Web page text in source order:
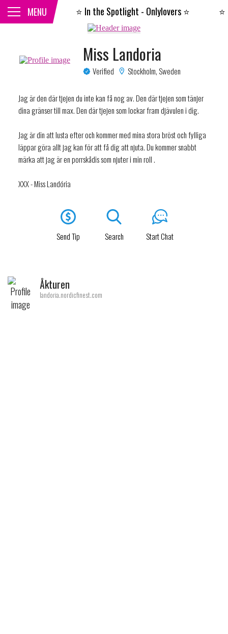
CLOSE
MENU ⭐️In the Spotlight - Onlylovers⭐️ ⭐️
Miss Landoria
Verified Stockholm, Sweden
Jag är den där tjejen du inte kan få nog av. Den där tjejen som tänjer
dina gränser till max. Den där tjejen som lockar fram djävulen i dig.
Jag är din att lusta efter och kommer med mina stora bröst och fylliga
läppar göra allt jag kan för att få dig att njuta. Du kommer snabbt
märka att jag är en porrskådis som njuter i min roll .
XXX - Miss Landória
Send Tip Search Start Chat
Åkturen
landoria.nordicfinest.com